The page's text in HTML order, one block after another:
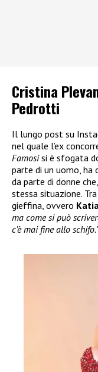
Cristina
Pedrotti
Il lungo post su
nel quale l’ex
Famosisi è sfogata
parte di un uomo,
da parte di donne
stessa situazione.
gieffina, ovvero
ma come si può
c’è mai fine allo schifo.”